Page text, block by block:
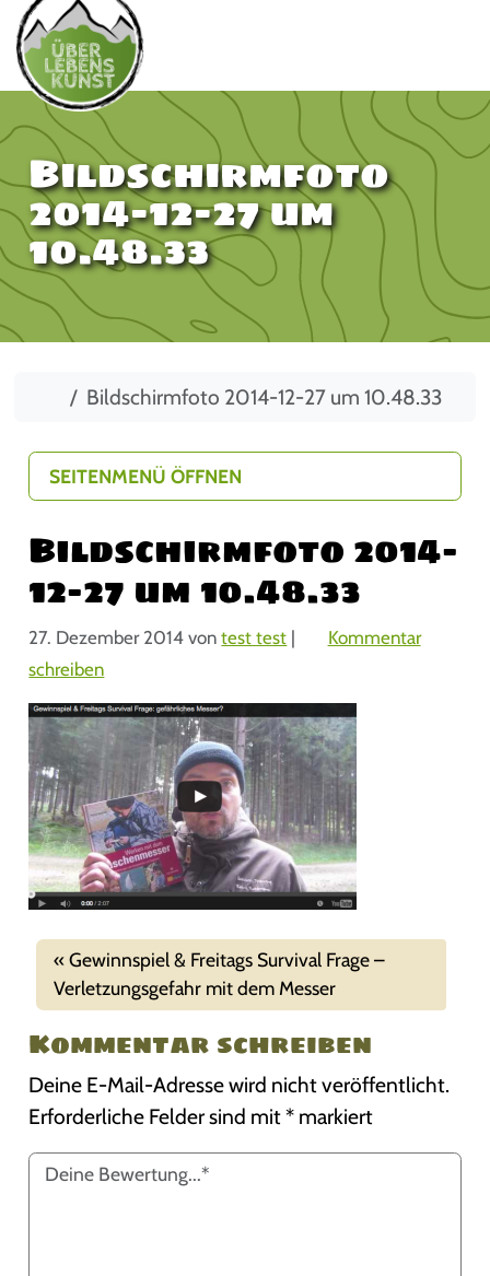
Bildschirmfoto
2014-12-27 um
10.48.33
StartBildschirmfoto 2014-12-27 um 10.48.33
Bildschirmfoto 2014-
12-27 um 10.48.33
27. Dezember 2014 vontest test |
Kommentar
schreiben
Gewinnspiel & Freitags Survival Frage –
Verletzungsgefahr mit dem Messer
Kommentar schreiben
Deine E-Mail-Adresse wird nicht veröffentlicht.
Erforderliche Felder sind mit* markiert
SEITENMENÜ ÖFFNEN